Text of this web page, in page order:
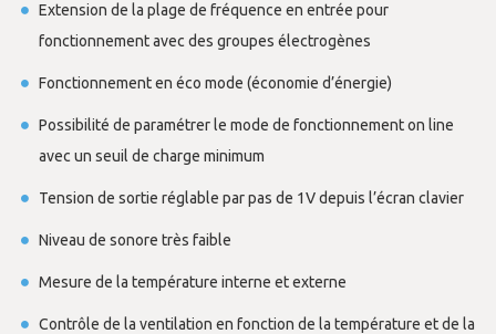
Extension de la plage de fréquence en entrée pour
fonctionnement avec des groupes électrogènes
Fonctionnement en éco mode (économie d’énergie)
Possibilité de paramétrer le mode de fonctionnement on line
avec un seuil de charge minimum
Tension de sortie réglable par pas de 1V depuis l’écran clavier
Niveau de sonore très faible
Mesure de la température interne et externe
Contrôle de la ventilation en fonction de la température et de la